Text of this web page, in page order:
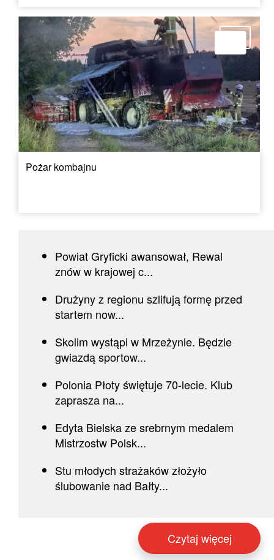
Pożar kombajnu
Powiat Gryficki awansował, Rewal
znów w krajowej c...
Drużyny z regionu szlifują formę przed
startem now...
Skolim wystąpi w Mrzeżynie. Będzie
gwiazdą sportow...
Polonia Płoty świętuje 70-lecie. Klub
zaprasza na...
Edyta Bielska ze srebrnym medalem
Mistrzostw Polsk...
Stu młodych strażaków złożyło
ślubowanie nad Bałty...
Czytaj więcej